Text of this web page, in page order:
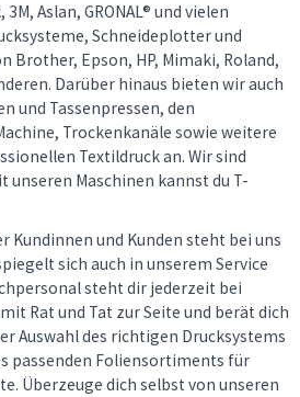
Aslan, GRONAL® und vielen
Schneideplotter und
Brother, Epson, HP, Mimaki, Roland,
Darüber hinaus bieten wir auch
und Tassenpressen, den
Trockenkanäle sowie weitere
Textildruck an. Wir sind
unseren Maschinen kannst du T-
Kundinnen und Kunden steht bei uns
sich auch in unserem Service
steht dir jederzeit bei
Rat und Tat zur Seite und berät dich
Auswahl des richtigen Drucksystems
passenden Foliensortiments für
Überzeuge dich selbst von unseren